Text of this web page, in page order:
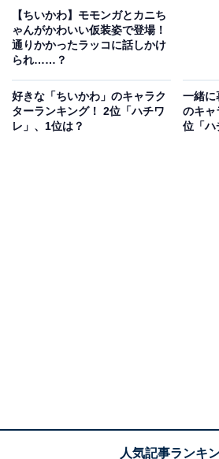
「2人とも可愛すぎる」「栗ならで
いった声が集まっています。
【ちいかわ】モモンガとカニち
ゃんがかわいい仮装姿で登場！
通りかかったラッコに話しかけ
られ……？
好きな「ちいかわ」のキャラク
ターランキング！ 2位「ハチワ
レ」、1位は？
一緒に
のキャ
位「ハ